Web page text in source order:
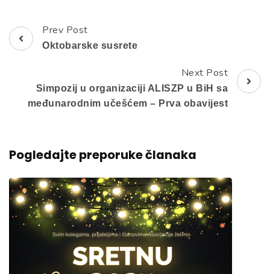
Post
Prev Post
Oktobarske susrete
Next Post
Simpozij u organizaciji ALISZP u BiH sa
međunarodnim učešćem – Prva obavijest
Pogledajte preporuke članaka